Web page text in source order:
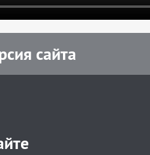
сайта